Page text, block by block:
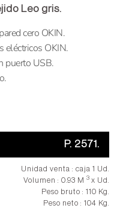
Leo gris.
cero OKIN.
eléctricos OKIN.
puerto USB.
P. 2571.
Unidad venta : caja 1 Ud.
Volumen : 0.93 M3x Ud.
Peso bruto : 110 Kg.
Peso neto : 104 Kg.